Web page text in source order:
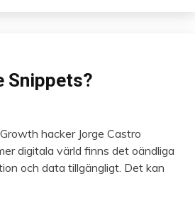
Snippets?
hacker Jorge Castro
digitala värld finns det oändliga
och data tillgängligt. Det kan